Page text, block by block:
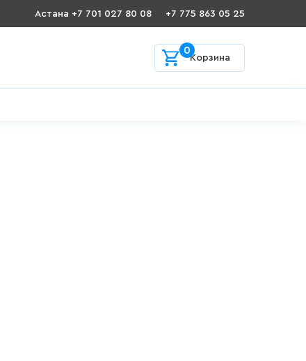
Астана +7 701 027 80 08 +7 775 863 05 25
Корзина
0